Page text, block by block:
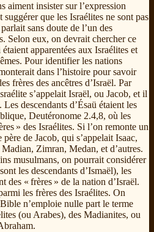
aiment insister sur l’expression
suggérer que les Israélites ne sont pas
sans doute de l’un des
Selon eux, on devrait chercher ce
apparentées aux Israélites et
Pour identifier les nations
dans l’histoire pour savoir
frères des ancêtres d’Israël. Par
s’appelait Israël, ou Jacob, et il
descendants d’Ésaü étaient les
Deutéronome 2.4,8, où les
» des Israélites. Si l’on remonte un
de Jacob, qui s’appelait Isaac,
Zimran, Medan, et d’autres.
musulmans, on pourrait considérer
les descendants d’Ismaël), les
des « frères » de la nation d’Israël.
les frères des Israélites. On
n’emploie nulle part le terme
(ou Arabes), des Madianites, ou